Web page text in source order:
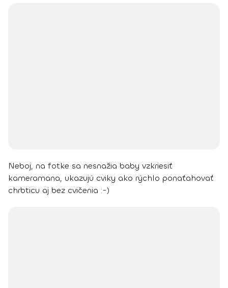
Neboj, na fotke sa nesnažia baby vzkriesiť
kameramana, ukazujú cviky ako rýchlo ponaťahovať
chrbticu aj bez cvičenia :-)